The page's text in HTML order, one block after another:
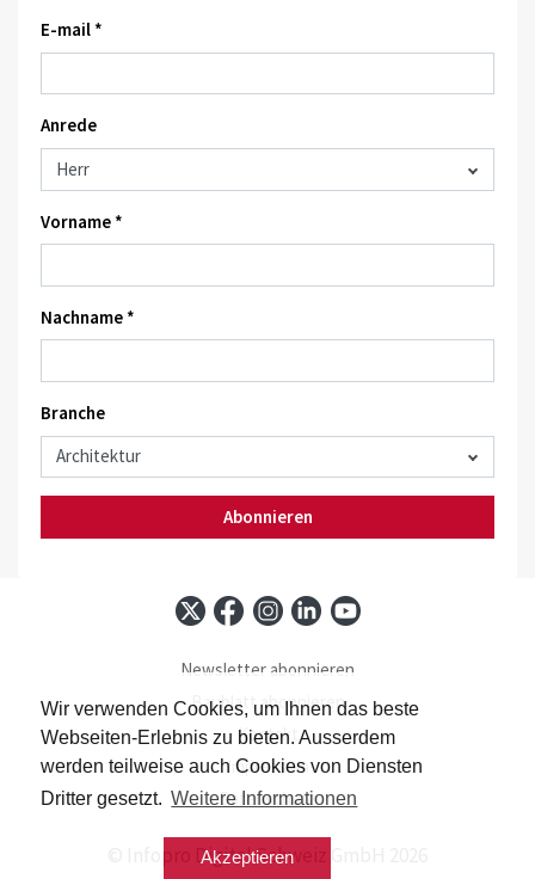
Wir verwenden Cookies, um Ihnen das beste
Webseiten-Erlebnis zu bieten. Ausserdem
werden teilweise auch Cookies von Diensten
Dritter gesetzt. Weitere Informationen
Akzeptieren
E-mail *
Anrede
Vorname *
Nachname *
Branche
Abonnieren
Newsletter abonnieren
Baublatt abonnieren
Kontakt
Impressum
Datenschutz
© Infopro Digital Schweiz GmbH 2026